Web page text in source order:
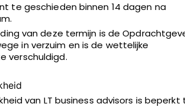
te geschieden binnen 14 dagen na
van deze termijn is de
in verzuim en is de wettelijke
verschuldigd.
van LT business advisors is